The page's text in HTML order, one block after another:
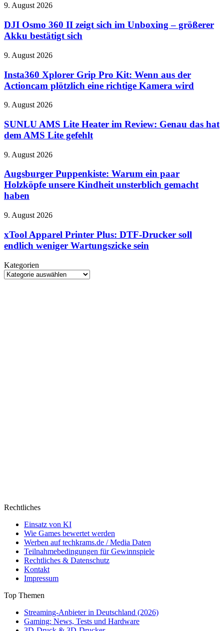
Jubiläums-
DJI
360
II
zeigt
im
–
größerer
bestätigt
9. August 2026
DJI Osmo 360 II zeigt sich im Unboxing – größerer
Akku bestätigt sich
Insta360
Grip
Pro
Kit:
aus
Actioncam
plötzlich
richtige
wird
9. August 2026
Insta360 Xplorer Grip Pro Kit: Wenn aus der
Actioncam plötzlich eine richtige Kamera wird
SUNLU
Lite
Heater
im
Genau
hat
dem
AMS
gefehlt
9. August 2026
SUNLU AMS Lite Heater im Review: Genau das hat
dem AMS Lite gefehlt
Augsburger
Warum
ein
paar
Holzköpfe
Kindheit
gemacht
haben
9. August 2026
Augsburger Puppenkiste: Warum ein paar
Holzköpfe unsere Kindheit unsterblich gemacht
haben
xTool
Printer
Plus:
DTF-
soll
endlich
9. August 2026
xTool Apparel Printer Plus: DTF-Drucker soll
endlich weniger Wartungszicke sein
Kategorien
Kategorien
Rechtliches
Einsatz von KI
Wie Games bewertet werden
Werben auf techkrams.de / Media Daten
Teilnahmebedingungen für Gewinnspiele
Rechtliches & Datenschutz
Kontakt
Impressum
Top Themen
Streaming-Anbieter in Deutschland (2026)
Gaming: News, Tests und Hardware